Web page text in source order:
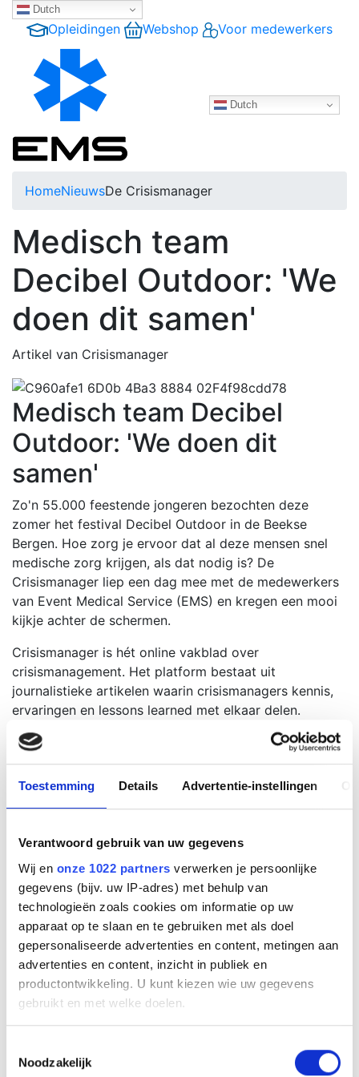
Toestemming Details Advertentie-instellingen
Verantwoord gebruik van uw gegevens
Wij en onze 1022 partners verwerken je persoonlijke
gegevens (bijv. uw IP-adres) met behulp van
technologieën zoals cookies om informatie op uw
apparaat op te slaan en te gebruiken met als doel
gepersonaliseerde advertenties en content, metingen aan
advertenties en content, inzicht in publiek en
productontwikkeling. U kunt kiezen wie uw gegevens
gebruikt en met welke doelen.
Informatie verzamelen over uw geografische
Noodzakelijk
Dutch
Opleidingen Webshop Voor medewerkers
Dutch
HomeNieuwsDe Crisismanager
Medisch team
Decibel Outdoor: 'We
doen dit samen'
Artikel van Crisismanager
Medisch team Decibel
Outdoor: 'We doen dit
samen'
Zo'n 55.000 feestende jongeren bezochten deze
zomer het festival Decibel Outdoor in de Beekse
Bergen. Hoe zorg je ervoor dat al deze mensen snel
medische zorg krijgen, als dat nodig is? De
Crisismanager liep een dag mee met de medewerkers
van Event Medical Service (EMS) en kregen een mooi
kijkje achter de schermen.
Crisismanager is hét online vakblad over
crisismanagement. Het platform bestaat uit
journalistieke artikelen waarin crisismanagers kennis,
ervaringen en lessons learned met elkaar delen.
De dag begint rustig. Langzaam druppelen de EMS-
medewerkers de medische post binnen. Ze begroeten
elkaar, meestal met een omhelzing en kletsen even bij.
weg.” Ze is hier vandaag met haar man Jasper die op
Benieuwd hoe zij deze dag hebben ervaren? Lees het
volledige artikel op de website van Crisismanager.
Ga naar artikel
Heeft u nog vragen?
Neem dan gerust contact met ons op en u wordt zo
spoedig mogelijk geholpen.
0413-332152 Vraag offerte aan